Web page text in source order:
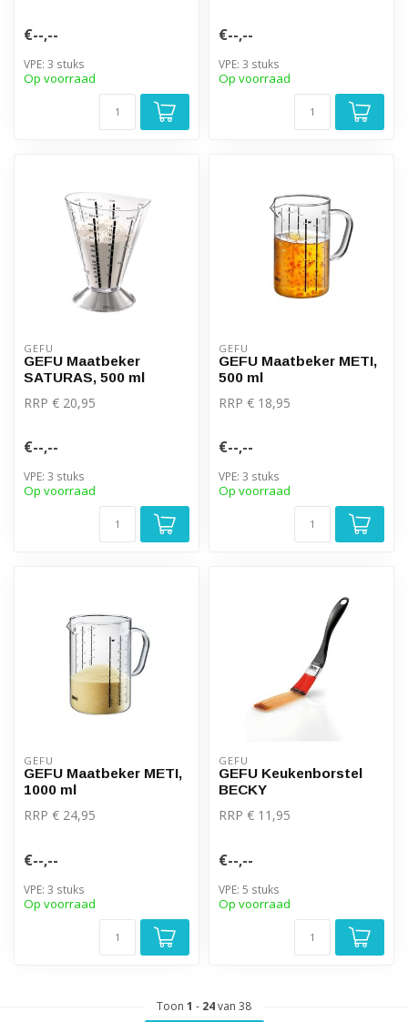
€--,--
VPE: 3 stuks
Op voorraad
€--,--
VPE: 3 stuks
Op voorraad
GEFU
GEFU Maatbeker
SATURAS, 500 ml
RRP € 20,95
€--,--
VPE: 3 stuks
Op voorraad
GEFU
GEFU Maatbeker METI,
500 ml
RRP € 18,95
€--,--
VPE: 3 stuks
Op voorraad
GEFU
GEFU Maatbeker METI,
1000 ml
RRP € 24,95
€--,--
VPE: 3 stuks
Op voorraad
GEFU
GEFU Keukenborstel
BECKY
RRP € 11,95
€--,--
VPE: 5 stuks
Op voorraad
Toon 1 - 24van 38